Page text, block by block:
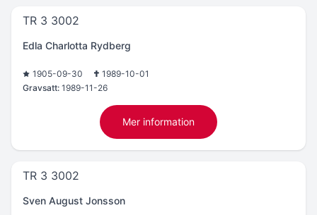
TR 3 3002
Edla Charlotta Rydberg
1905-09-30
1989-10-01
Gravsatt: 1989-11-26
Mer information
TR 3 3002
Sven August Jonsson